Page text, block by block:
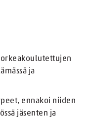
ja
ennakoi niiden
jäsenten ja